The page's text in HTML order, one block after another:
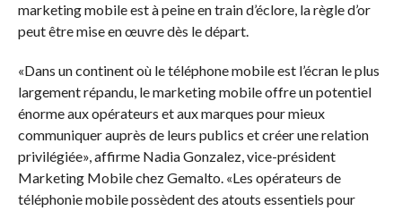
marketing mobile est à peine en train d’éclore, la règle d’or
peut être mise en œuvre dès le départ.
«Dans un continent où le téléphone mobile est l’écran le plus
largement répandu, le marketing mobile offre un potentiel
énorme aux opérateurs et aux marques pour mieux
communiquer auprès de leurs publics et créer une relation
privilégiée», affirme Nadia Gonzalez, vice-président
Marketing Mobile chez Gemalto. «Les opérateurs de
téléphonie mobile possèdent des atouts essentiels pour